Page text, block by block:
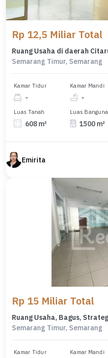
Rp 12,5 Miliar Total
Ruang Usaha di daerah
Semarang Timur, Semarang
Kamar Tidur
-
Kamar Mandi
-
Luas Tanah
608 m²
Luas
1500 m²
Emirita
Rp 15 Miliar Total
Semarang Timur, Semarang
Kamar Tidur Kamar Mandi